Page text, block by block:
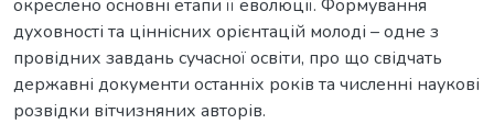
окреслено основні етапи її еволюції. Формування
духовності та ціннісних орієнтацій молоді – одне з
провідних завдань сучасної освіти, про що свідчать
державні документи останніх років та численні наукові
розвідки вітчизняних авторів.